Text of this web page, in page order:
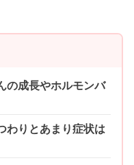
の成長やホルモンバ
わりとあまり症状は